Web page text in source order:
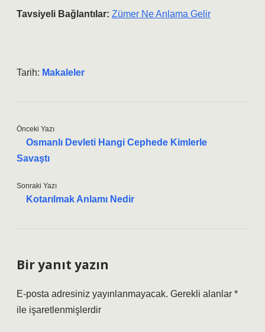
Tavsiyeli Bağlantılar: Zümer Ne Anlama Gelir
Tarih: Makaleler
Önceki Yazı
Osmanlı Devleti Hangi Cephede Kimlerle
Savaştı
Sonraki Yazı
Kotarılmak Anlamı Nedir
Bir yanıt yazın
E-posta adresiniz yayınlanmayacak. Gerekli alanlar *
ile işaretlenmişlerdir